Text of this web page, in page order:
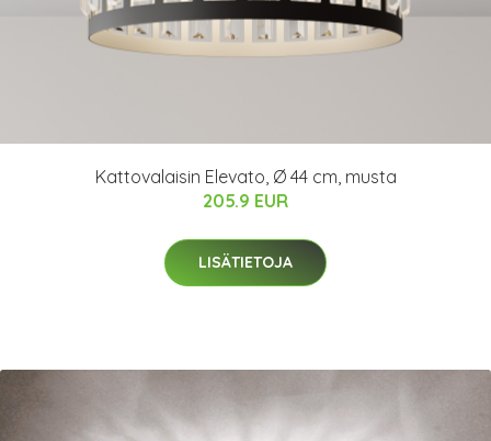
Kattovalaisin Elevato, Ø 44 cm, musta
205.9 EUR
LISÄTIETOJA